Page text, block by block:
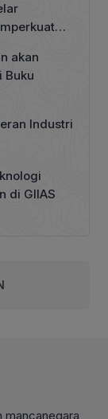
akan
Buku
Industri
di GIIAS
mancanegara